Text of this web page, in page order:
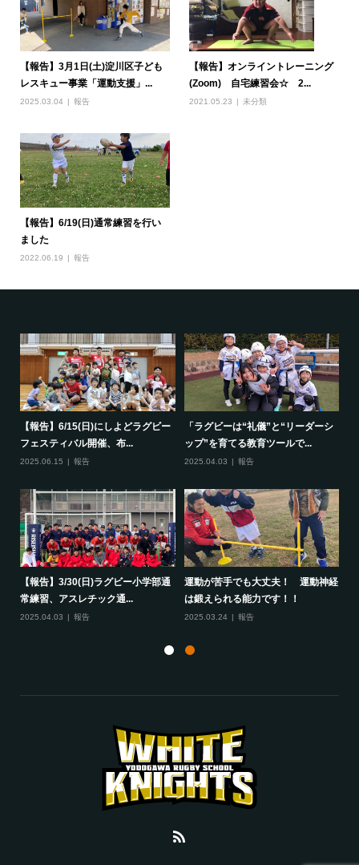
【報告】3月1日(土)淀川区子ども
レスキュー事業「運動支援」...
2025.03.04 報告
【報告】オンライントレーニング
(Zoom) 自宅練習会☆ 2...
2021.05.23 未分類
【報告】6/19(日)通常練習を行い
ました
2022.06.19 報告
【報告】6/15(日)にしよどラグビー
フェスティバル開催、布...
2025.06.15 報告
「ラグビーは“礼儀”と“リーダーシ
ップ”を育てる教育ツールで...
2025.04.03 報告
【報告】3/30(日)ラグビー小学部通
常練習、アスレチック通...
2025.04.03 報告
運動が苦手でも大丈夫！ 運動神経
は鍛えられる能力です！！
2025.03.24 報告